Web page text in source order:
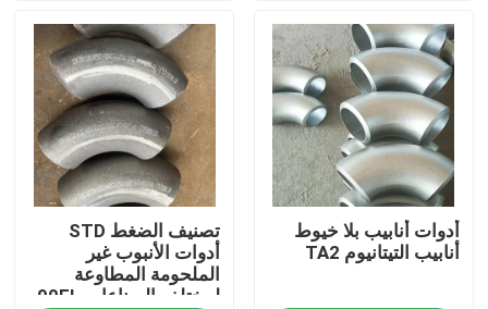
جولة في المعمل
رقابة جودة
اتصل بنا
أخبار
أدوات أنابيب بلا خيوط
أنابيب التيتانيوم TA2
تصنيف الضغط STD
أدوات الأنبوب غير
الملحومة المطاوعة
لمختلف الصناعات 90EL